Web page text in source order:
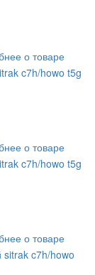
о товаре
c7h/howo t5g
о товаре
c7h/howo t5g
о товаре
sitrak c7h/howo